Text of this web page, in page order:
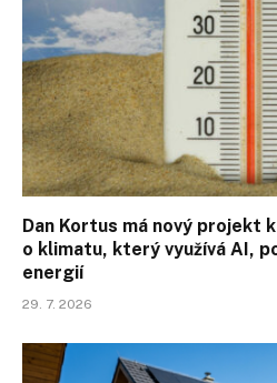
Dan Kortus má nový projekt
o klimatu, který využívá AI,
energií
29. 7. 2026